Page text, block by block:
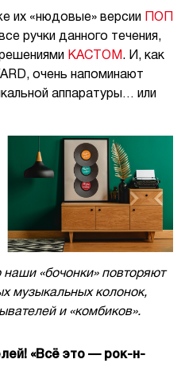
их «нюдовые» версии
ПОП
ручки данного течения,
КАСТОМ . И, как
очень напоминают
аппаратуры… или
«бочонки» повторяют
музыкальных колонок,
и «комбиков».
«Всё это — рок-н-